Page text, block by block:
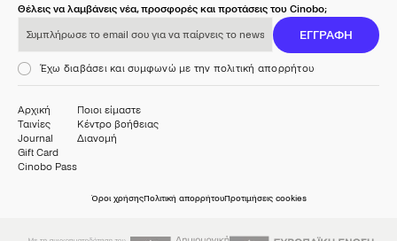
Θέλεις να λαμβάνεις νέα, προσφορές και προτάσεις του Cinobo;
ΕΓΓΡΑΦΗ
Έχω διαβάσει και συμφωνώ με την πολιτική απορρήτου
Αρχική
Ταινίες
Journal
Gift Card
Cinobo Pass
Ποιοι είμαστε
Κέντρο βοήθειας
Διανομή
Όροι χρήσηςΠολιτική απορρήτουΠροτιμήσεις cookies